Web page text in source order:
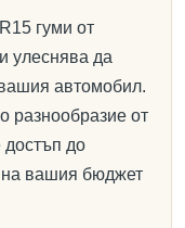
гуми от
улеснява да
автомобил.
разнообразие от
достъп до
на вашия бюджет